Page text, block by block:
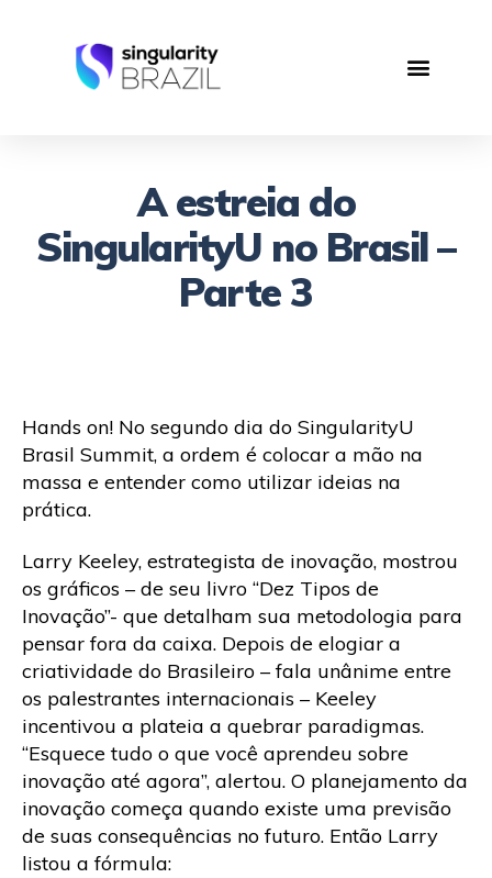
A estreia do
SingularityU no Brasil –
Parte 3
Hands on! No segundo dia do SingularityU
Brasil Summit, a ordem é colocar a mão na
massa e entender como utilizar ideias na
prática.
Larry Keeley, estrategista de inovação, mostrou
os gráficos – de seu livro “Dez Tipos de
Inovação”- que detalham sua metodologia para
pensar fora da caixa. Depois de elogiar a
criatividade do Brasileiro – fala unânime entre
os palestrantes internacionais – Keeley
incentivou a plateia a quebrar paradigmas.
“Esquece tudo o que você aprendeu sobre
inovação até agora”, alertou. O planejamento da
inovação começa quando existe uma previsão
de suas consequências no futuro. Então Larry
listou a fórmula: